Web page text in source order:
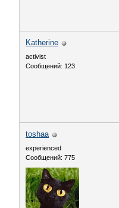
Katherine
activist
Сообщений: 123
toshaa
experienced
Сообщений: 775